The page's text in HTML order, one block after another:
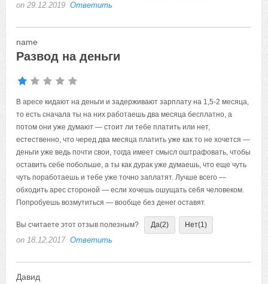
on 29.12.2019 Ответить
name
Развод на деньги
В аресе кидают на деньги и задерживают зарплату на 1,5-2 месяца,
то есть сначала ты на них работаешь два месяца бесплатно, а
потом они уже думают — стоит ли тебе платить или нет,
естественно, что черед два месяца платить уже как то не хочется —
деньги уже ведь почти свои, тогда имеет смысл оштрафовать, чтобы
оставить себе побольше, а ты как дурак уже думаешь, что еще чуть
чуть поработаешь и тебе уже точно заплатят. Лучше всего —
обходить арес стороной — если хочешь ошущать себя человеком.
Попробуешь возмутиться — вообще без денег оставят.
Вы считаете этот отзыв полезным? Да(2) Нет(1)
on 18.12.2017 Ответить
Давид